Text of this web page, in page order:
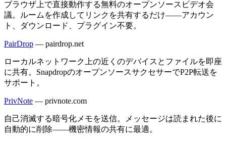
ブラウザ上で直接動作する無料のオープンソースビデオ会
議。ルームを作成してリンクを共有するだけ——アカウン
ト、ダウンロード、プラグイン不要。
PairDrop — pairdrop.net
ローカルネットワーク上の近くのデバイスとファイルを即座
に共有。SnapdropのオープンソースサクセサーでP2P転送を
サポート。
PrivNote — privnote.com
自己消滅する暗号化メモを送信。メッセージは読まれた後に
自動的に削除——機密情報の共有に最適。